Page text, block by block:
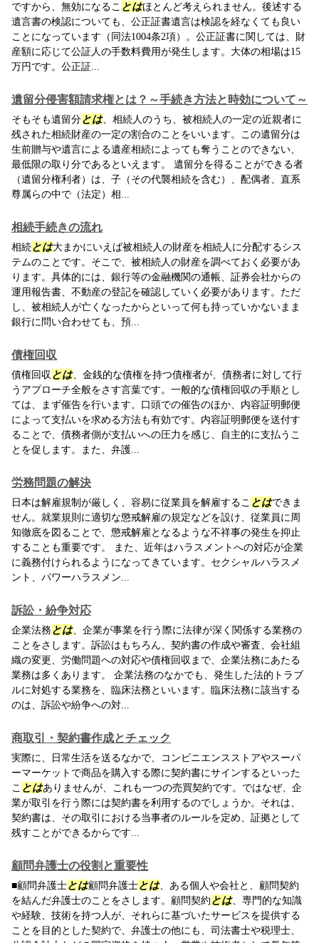
ですから、無効になるこ とはほとんど考えられません。後述する
遺言書の検認についても、公正証書遺言は検認を経なくても良い
ことになっています（同法1004条2項）。公正証書に関しては、財
産額に応じて公証人の手数料費用が発生します。大体の相場は15
万円です。公正証...
遺留分侵害額請求権とは？～手続き方法と時効について～
そもそも遺留分とは、相続人のうち、被相続人の一定の近親者に
残された相続財産の一定の割合のことをいいます。この遺留分は
生前贈与や遺言による遺産相続によっても奪うことのできない、
最低限の取り分であるといえます。 遺留分を得ることができる者
（遺留分権利者）は、子（その代襲相続を含む）、配偶者、直系
尊属らの中で（法定）相...
相続手続きの流れ
相続とは大まかにいえば被相続人の財産を相続人に分配するシス
テムのことです。そこで、被相続人の財産を調べておく必要があ
ります。具体的には、銀行等の金融機関の通帳、証券会社からの
運用報告書、不動産の登記を確認していく必要があります。ただ
し、被相続人が亡くなったからといって何も持っていかないまま
銀行に問い合わせても、預...
債権回収
債権回収 とは、金銭的な債権を持つ債権者が、債務者に対して行
うアプローチ全般をさす言葉です。一般的な債権回収の手順とし
ては、まず催告を行います。口頭での催告のほか、内容証明郵便
によって支払いを求める方法も有効です。内容証明郵便を送付す
ることで、債務者側が支払いへの圧力を感じ、自主的に支払うこ
とを促します。また、弁護...
労務問題の解決
日本は解雇規制が厳しく、容易に従業員を解雇するこ とはできま
せん。就業規則に適切な懲戒解雇の規定などを設け、従業員に周
知徹底を図ることで、懲戒解雇となるような不祥事の発生を抑止
することも重要です。 また、近年はハラスメントへの対応が企業
に義務付けられるようになってきています。セクシャルハラスメ
ント、パワーハラスメン...
訴訟・紛争対応
企業法務とは、企業が事業を行う際に法律が深く関係する業務の
ことをさします。訴訟はもちろん、契約書の作成や審査、会社組
織の変更、労働問題への対応や債権回収まで、企業法務にあたる
業務は多くあります。 企業法務のなかでも、発生した法的トラブ
ルに対処する業務を、臨床法務といいます。臨床法務に該当する
のは、訴訟や紛争への対...
商取引・契約書作成とチェック
実際に、日常生活を送るなかで、コンビニエンスストアやスーパ
ーマーケットで商品を購入する際に契約書にサインするといった
こ とはありませんが、これも一つの売買契約です。ではなぜ、企
業が取引を行う際には契約書を利用するのでしょうか。それは、
契約書は、その取引における当事者のルールを定め、証拠として
残すことができるからです...
顧問弁護士の役割と重要性
■顧問弁護士とは顧問弁護士とは、ある個人や会社と、顧問契約
を結んだ弁護士のことをさします。顧問契約とは、専門的な知識
や経験、技術を持つ人が、それらに基づいたサービスを提供する
ことを目的とした契約で、弁護士の他にも、司法書士や税理士、